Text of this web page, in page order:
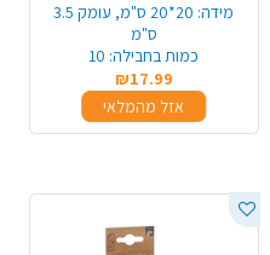
מידה:
20*20 ס"מ, עומק 3.5
ס"מ
כמות בחבילה: 10
₪17.99
אזל מהמלאי